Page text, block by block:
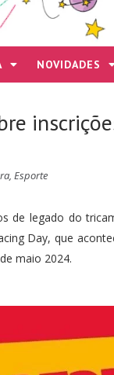
NOVIDADES
, Esporte
de legado do
Day, que
maio 2024.